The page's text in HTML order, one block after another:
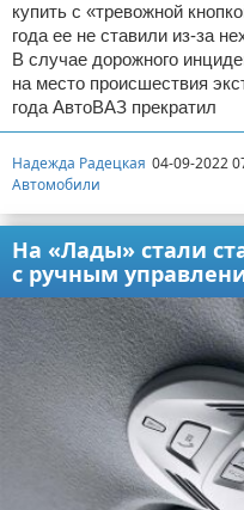
купить с «тревожной
года ее не ставили из-за
В случае дорожного
на место происшествия
года АвтоВАЗ прекратил
Надежда Радецкая 04-09-2022
Автомобили
На «Лады» стали
с ручным